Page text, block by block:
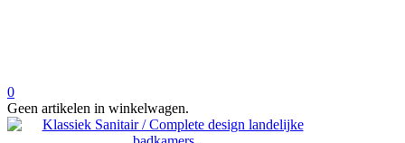
0
Geen artikelen in winkelwagen.